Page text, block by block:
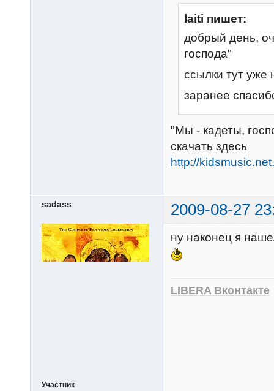
laiti пишет:
добрый день,
господа"
ссылки тут уже
заранее
"Мы - кадеты,
скачать здесь
http://
sadass 2009-08-27
Участник
ну наконец я
LIBERA Вконтакте